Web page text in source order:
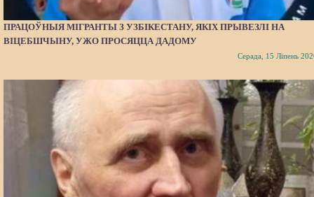
ПРАЦОЎНЫЯ МІГРАНТЫ З УЗБІКЕСТАНУ, ЯКІХ ПРЫВЕЗЛІ НА
ВІЦЕБШЧЫНУ, УЖО ПРОСЯЦЦА ДАДОМУ
Серада, 15 Ліпень